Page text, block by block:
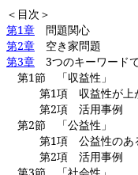
＜目次＞
第1章 問
第2章 空き
第3章 3つのキーワード
第1節 「
第1項 収益性が上
第2項 活用事例
第2節 「
第1項 公益性のあ
第2項 活用事例